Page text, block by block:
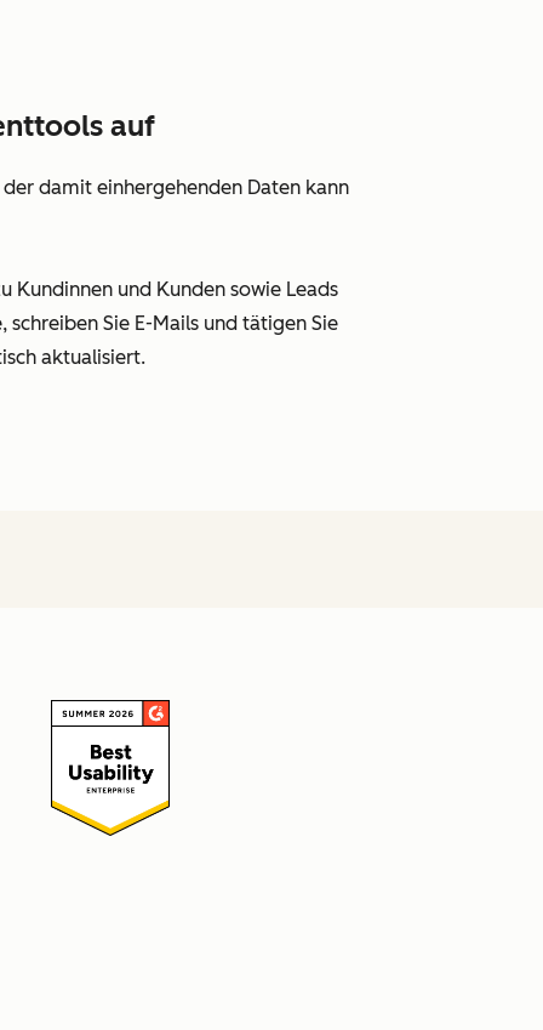
auf
damit einhergehenden Daten kann
Kundinnen und Kunden sowie Leads
Sie E-Mails und tätigen Sie
aktualisiert.